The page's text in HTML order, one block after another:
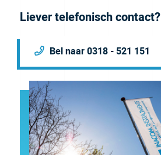
Liever telefonisch contact?
Bel naar 0318 - 521 151